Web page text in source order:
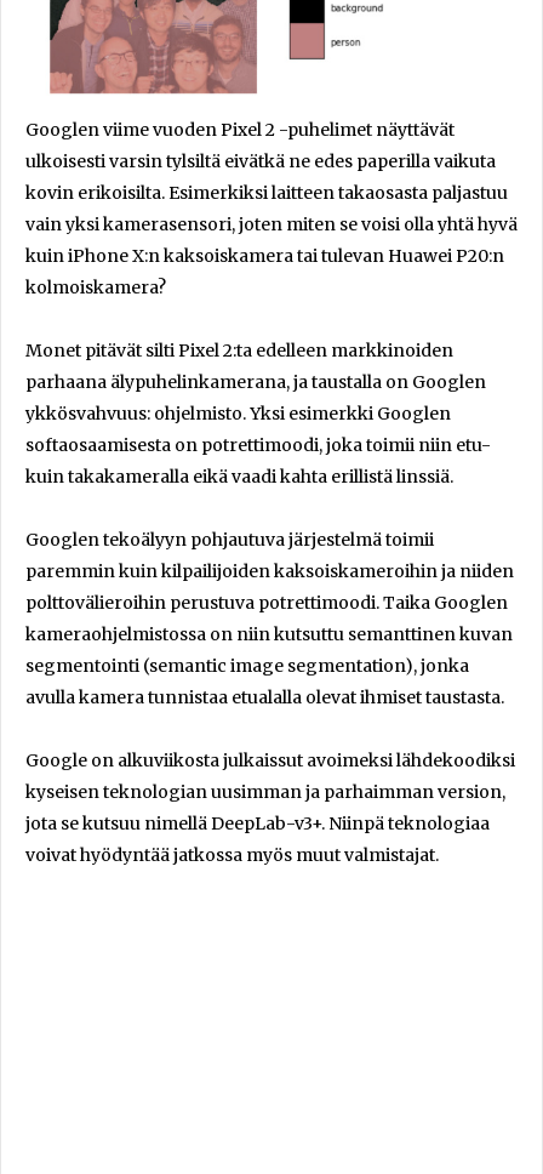
Googlen viime vuoden Pixel 2 -puhelimet näyttävät
ulkoisesti varsin tylsiltä eivätkä ne edes paperilla vaikuta
kovin erikoisilta. Esimerkiksi laitteen takaosasta paljastuu
vain yksi kamerasensori, joten miten se voisi olla yhtä hyvä
kuin iPhone X:n kaksoiskamera tai tulevan Huawei P20:n
kolmoiskamera?
Monet pitävät silti Pixel 2:ta edelleen markkinoiden
parhaana älypuhelinkamerana, ja taustalla on Googlen
ykkösvahvuus: ohjelmisto. Yksi esimerkki Googlen
softaosaamisesta on potrettimoodi, joka toimii niin etu-
kuin takakameralla eikä vaadi kahta erillistä linssiä.
Googlen tekoälyyn pohjautuva järjestelmä toimii
paremmin kuin kilpailijoiden kaksoiskameroihin ja niiden
polttovälieroihin perustuva potrettimoodi. Taika Googlen
kameraohjelmistossa on niin kutsuttu semanttinen kuvan
segmentointi (semantic image segmentation), jonka
avulla kamera tunnistaa etualalla olevat ihmiset taustasta.
Google on alkuviikosta julkaissut avoimeksi lähdekoodiksi
kyseisen teknologian uusimman ja parhaimman version,
jota se kutsuu nimellä DeepLab-v3+. Niinpä teknologiaa
voivat hyödyntää jatkossa myös muut valmistajat.